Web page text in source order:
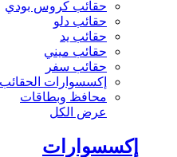
حقائب كروس بودي
حقائب دلو
حقائب يد
حقائب ميني
حقائب سفر
إكسسوارات
محافظ وبطاقات
عرض الكل
إكسسوارات